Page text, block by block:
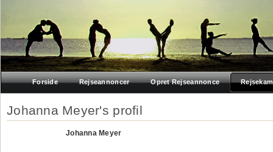
Forside Rejseannoncer Opret Rejseannonce
Johanna Meyer's profil
Johanna Meyer